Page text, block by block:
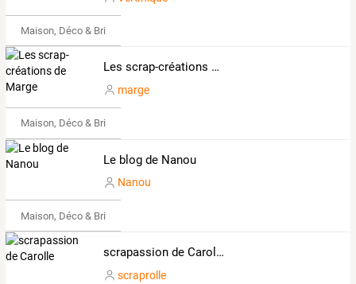
Maison, Déco & Bricolage
Les scrap-créations de Marge
marge
Maison, Déco & Bricolage
Le blog de Nanou
Nanou
Maison, Déco & Bricolage
scrapassion de Carolle
scraprolle